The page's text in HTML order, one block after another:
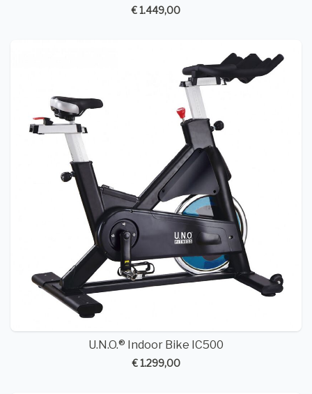
€ 1.449,00
U.N.O.® Indoor Bike IC500
€ 1.299,00